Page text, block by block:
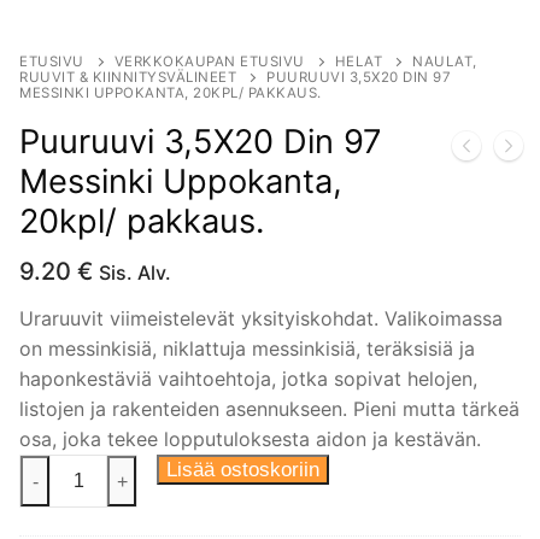
ETUSIVU VERKKOKAUPAN ETUSIVU HELAT
NAULAT,
RUUVIT & KIINNITYSVÄLINEET
PUURUUVI 3,5X20 DIN 97
MESSINKI UPPOKANTA, 20KPL/ PAKKAUS.
Puuruuvi 3,5X20 Din 97
Messinki Uppokanta,
20kpl/ pakkaus.
9.20 € Sis. Alv.
Uraruuvit viimeistelevät yksityiskohdat. Valikoimassa
on messinkisiä, niklattuja messinkisiä, teräksisiä ja
haponkestäviä vaihtoehtoja, jotka sopivat helojen,
listojen ja rakenteiden asennukseen. Pieni mutta tärkeä
osa, joka tekee lopputuloksesta aidon ja kestävän.
Puuruuvi
3,5X20
- + Lisää ostoskoriin